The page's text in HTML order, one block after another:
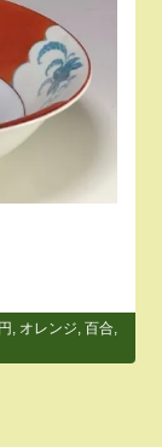
, オレンジ, 百合,